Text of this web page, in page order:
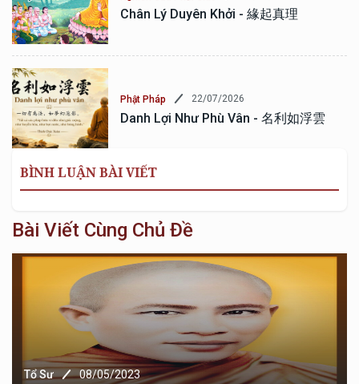
Chân Lý Duyên Khởi - 緣起真理
Phật Pháp 22/07/2026
Danh Lợi Như Phù Vân - 名利如浮雲
BÌNH LUẬN BÀI VIẾT
Bài Viết Cùng Chủ Đề
08/05/2023 Tổ Sư